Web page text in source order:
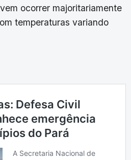
ocorrer majoritariamente
temperaturas variando